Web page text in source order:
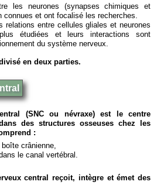
les neurones (synapses chimiques et
connues et ont focalisé les recherches.
relations entre cellules gliales et neurones
étudiées et leurs interactions sont
du système nerveux.
en deux parties.
(SNC ou névraxe) est le centre
des structures osseuses chez les
:
crânienne,
le canal vertébral.
central reçoit, intègre et émet des